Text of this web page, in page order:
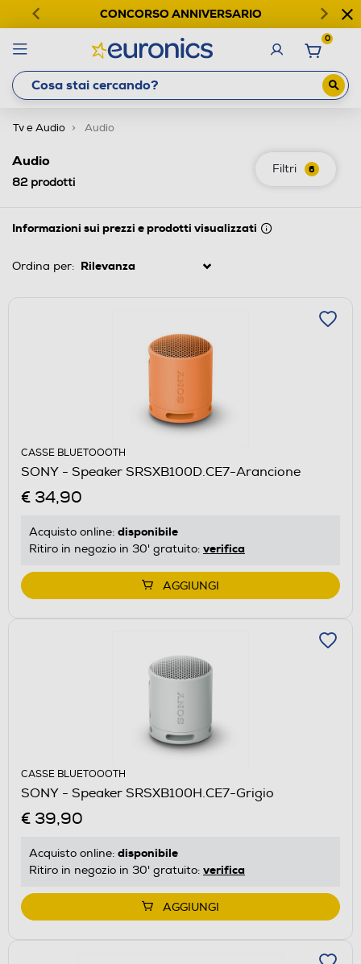
CONCORSO ANNIVERSARIO
0
Tv e Audio Audio
Filtri 6
Audio
82prodotti
Informazioni sui prezzi e prodotti visualizzati
Ordina per:
CASSE BLUETOOOTH
SONY - Speaker SRSXB100D.CE7-Arancione
€ 34,90
Acquisto online: disponibile
Ritiro in negozio in 30' gratuito: verifica
AGGIUNGI
CASSE BLUETOOOTH
SONY - Speaker SRSXB100H.CE7-Grigio
€ 39,90
Acquisto online: disponibile
Ritiro in negozio in 30' gratuito: verifica
AGGIUNGI